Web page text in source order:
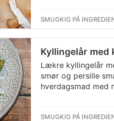
SMUGKIG PÅ
Kyllingelår
Lækre kyllingelår
smør og persille
hverdagsmad med
SMUGKIG PÅ